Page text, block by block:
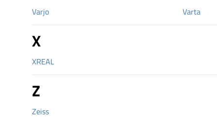
Varjo Varta
X
XREAL
Z
Zeiss